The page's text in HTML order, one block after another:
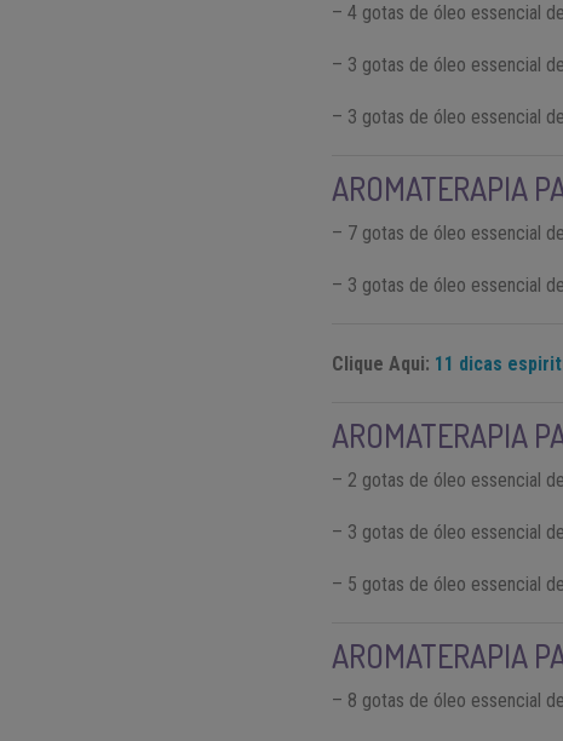
– 4 gotas de óleo essencial
– 3 gotas de óleo essencial
– 3 gotas de óleo essencial
AROMATERAPIA
– 7 gotas de óleo essencial
– 3 gotas de óleo essencial
Clique Aqui: 11 dicas
AROMATERAPIA
– 2 gotas de óleo essencial
– 3 gotas de óleo essencial
– 5 gotas de óleo essencial
AROMATERAPIA
– 8 gotas de óleo essencial